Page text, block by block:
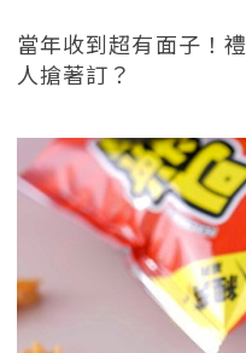
當年收到超有面子！
人搶著訂？